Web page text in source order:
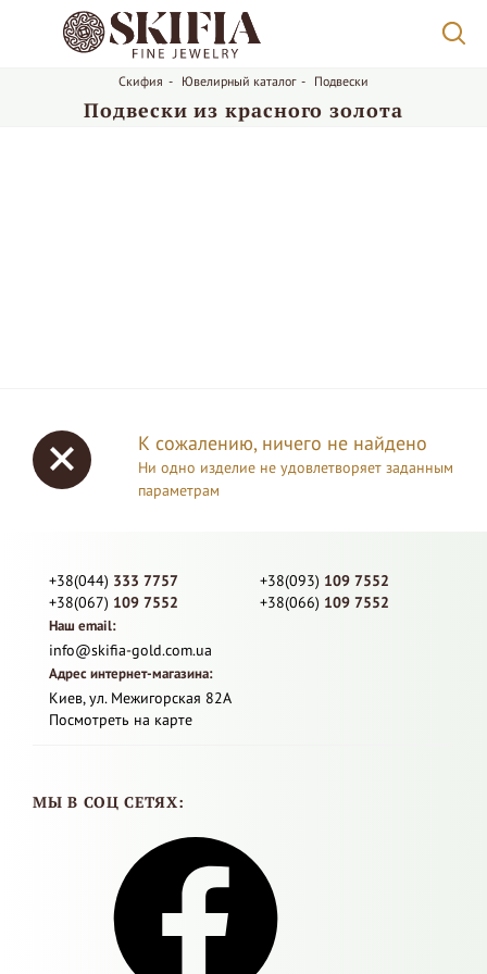
Скифия - Ювелирный каталог - Подвески
Подвески из красного золота
К сожалению, ничего не найдено
Ни одно изделие не удовлетворяет заданным
параметрам
+38(044) 333 7757 +38(093) 109 7552
+38(067) 109 7552 +38(066) 109 7552
Наш email:
info@skifia-gold.com.ua
Адрес интернет-магазина:
Киев, ул. Межигорская 82А
Посмотреть на карте
МЫ В СОЦ СЕТЯХ: